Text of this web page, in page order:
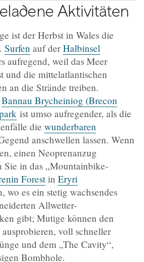
Aktivitäten
ist der Herbst in Wales die
Surfen auf derHalbinsel
aufregend, weil das Meer
und die mittelatlantischen
an die Strände treiben.
Bannau Brycheiniog (Brecon
ist umso aufregender, als die
die wunderbaren
anschwellen lassen. Wenn
einen Neoprenanzug
Sie in das „Mountainbike-
Forestin Eryri
wo es ein stetig wachsendes
Allwetter-
gibt; Mutige können den
ausprobieren, voll schneller
und dem „The Cavity“,
Bombhole.